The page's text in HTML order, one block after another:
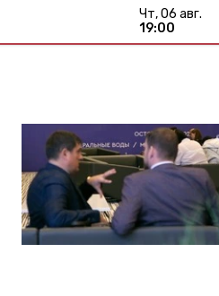
чт, 06 авг.
19:00